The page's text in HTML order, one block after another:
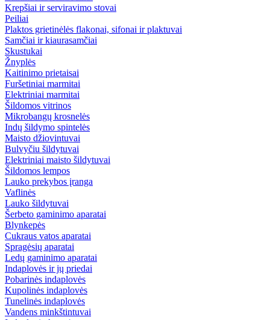
Krepšiai ir serviravimo stovai
Peiliai
Plaktos grietinėlės flakonai, sifonai ir plaktuvai
Samčiai ir kiaurasamčiai
Skustukai
Žnyplės
Kaitinimo prietaisai
Furšetiniai marmitai
Elektriniai marmitai
Šildomos vitrinos
Mikrobangų krosnelės
Indų šildymo spintelės
Maisto džiovintuvai
Bulvyčiu šildytuvai
Elektriniai maisto šildytuvai
Šildomos lempos
Lauko prekybos įranga
Vaflinės
Lauko šildytuvai
Šerbeto gaminimo aparatai
Blynkepės
Cukraus vatos aparatai
Spragėsių aparatai
Ledų gaminimo aparatai
Indaplovės ir jų priedai
Pobarinės indaplovės
Kupolinės indaplovės
Tunelinės indaplovės
Vandens minkštintuvai